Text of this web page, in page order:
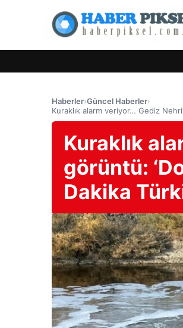
Haberler›Güncel Haberler›
Kuraklık alarm veriyor… Gediz
Kuraklık
görüntü:
Dakika